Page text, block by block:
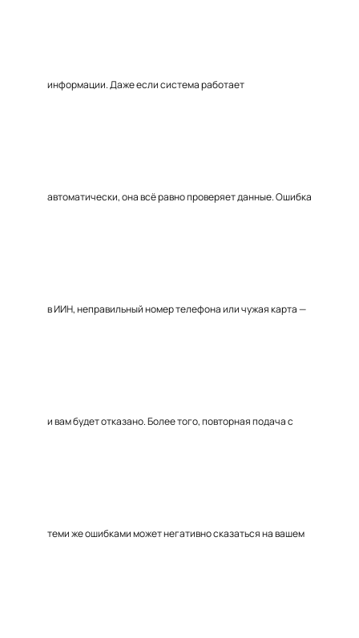
информации. Даже если система работает
автоматически, она всё равно проверяет данные. Ошибка
в ИИН, неправильный номер телефона или чужая карта —
и вам будет отказано. Более того, повторная подача с
теми же ошибками может негативно сказаться на вашем